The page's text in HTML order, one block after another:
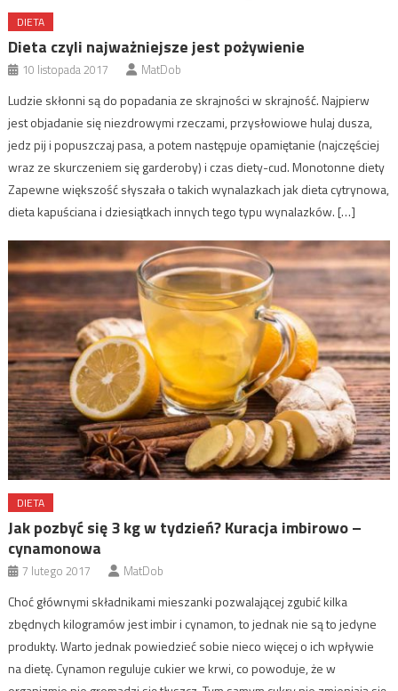
DIETA
Dieta czyli najważniejsze jest pożywienie
10 listopada 2017 MatDob
Ludzie skłonni są do popadania ze skrajności w skrajność. Najpierw
jest objadanie się niezdrowymi rzeczami, przysłowiowe hulaj dusza,
jedz pij i popuszczaj pasa, a potem następuje opamiętanie (najczęściej
wraz ze skurczeniem się garderoby) i czas diety-cud. Monotonne diety
Zapewne większość słyszała o takich wynalazkach jak dieta cytrynowa,
dieta kapuściana i dziesiątkach innych tego typu wynalazków. […]
DIETA
Jak pozbyć się 3 kg w tydzień? Kuracja imbirowo –
cynamonowa
7 lutego 2017 MatDob
Choć głównymi składnikami mieszanki pozwalającej zgubić kilka
zbędnych kilogramów jest imbir i cynamon, to jednak nie są to jedyne
produkty. Warto jednak powiedzieć sobie nieco więcej o ich wpływie
na dietę. Cynamon reguluje cukier we krwi, co powoduje, że w